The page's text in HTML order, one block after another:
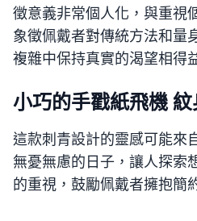
徵意義非常個人化，與重視
象徵佩戴者對傳統方法和量
複雜中保持真實的渴望相得
小巧的手戳紙飛機
這款刺青設計的靈感可能來
無憂無慮的日子，讓人探索
的重視，鼓勵佩戴者擁抱簡